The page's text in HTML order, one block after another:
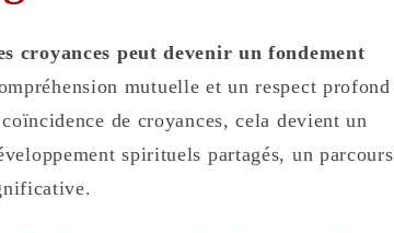
croyances peut devenir un fondement
mutuelle et un respect profond
de croyances, cela devient un
spirituels partagés, un parcours